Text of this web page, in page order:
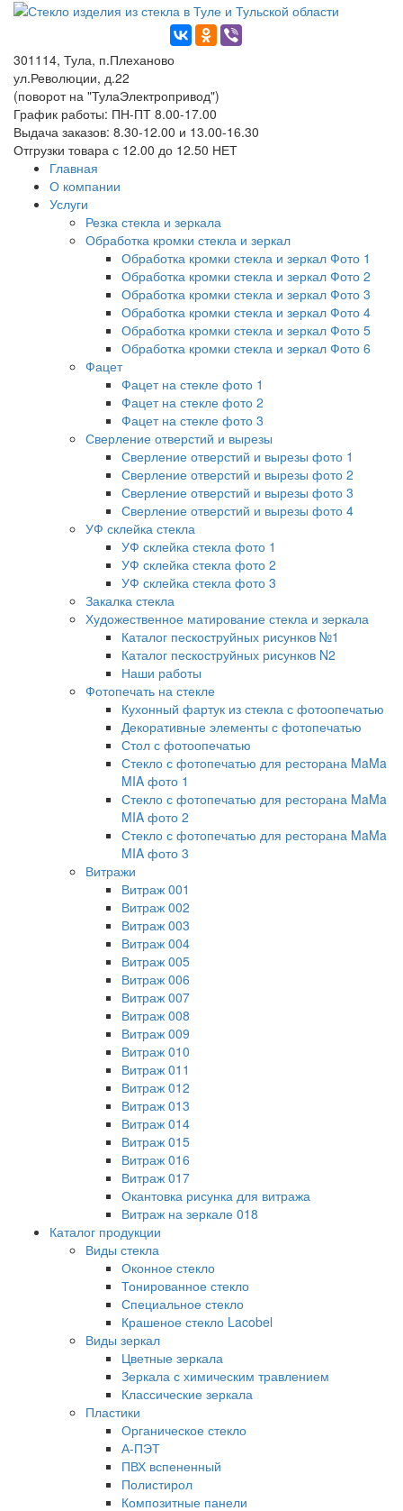
301114, Тула, п.Плеханово
ул.Революции, д.22
(поворот на "ТулаЭлектропривод")
График работы: ПН-ПТ 8.00-17.00
Выдача заказов: 8.30-12.00 и 13.00-16.30
Отгрузки товара с 12.00 до 12.50 НЕТ
Главная
О компании
Услуги
Резка стекла и зеркала
Обработка кромки стекла и зеркал
Обработка кромки стекла и зеркал Фото 1
Обработка кромки стекла и зеркал Фото 2
Обработка кромки стекла и зеркал Фото 3
Обработка кромки стекла и зеркал Фото 4
Обработка кромки стекла и зеркал Фото 5
Обработка кромки стекла и зеркал Фото 6
Фацет
Фацет на стекле фото 1
Фацет на стекле фото 2
Фацет на стекле фото 3
Сверление отверстий и вырезы
Сверление отверстий и вырезы фото 1
Сверление отверстий и вырезы фото 2
Сверление отверстий и вырезы фото 3
Сверление отверстий и вырезы фото 4
УФ склейка стекла
УФ склейка стекла фото 1
УФ склейка стекла фото 2
УФ склейка стекла фото 3
Закалка стекла
Художественное матирование стекла и зеркала
Каталог пескоструйных рисунков №1
Каталог пескоструйных рисунков N2
Наши работы
Фотопечать на стекле
Кухонный фартук из стекла с фотоопечатью
Декоративные элементы с фотопечатью
Стол с фотоопечатью
Стекло с фотопечатью для ресторана MaMa
MIA фото 1
Стекло с фотопечатью для ресторана MaMa
MIA фото 2
Стекло с фотопечатью для ресторана MaMa
MIA фото 3
Витражи
Витраж 001
Витраж 002
Витраж 003
Витраж 004
Витраж 005
Витраж 006
Витраж 007
Витраж 008
Витраж 009
Витраж 010
Витраж 011
Витраж 012
Витраж 013
Витраж 014
Витраж 015
Витраж 016
Витраж 017
Окантовка рисунка для витража
Витраж на зеркале 018
Каталог продукции
Виды стекла
Оконное стекло
Тонированное стекло
Специальное стекло
Крашеное стекло Lacobel
Виды зеркал
Цветные зеркала
Зеркала с химическим травлением
Классические зеркала
Пластики
Органическое стекло
А-ПЭТ
ПВХ вспененный
Полистирол
Композитные панели